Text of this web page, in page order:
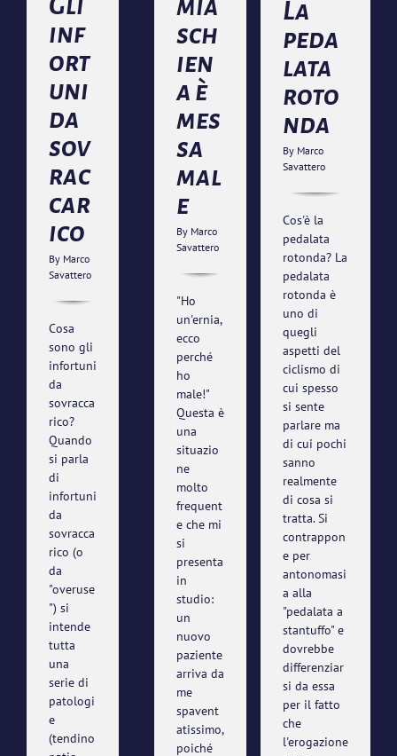
inf
ort
uni
da
sov
rac
car
ico
By Marco
Savattero
Cosa
sono gli
infortuni
da
sovracca
rico?
Quando
si parla
di
infortuni
da
sovracca
rico (o
da
"overuse
") si
intende
tutta
una
serie di
patologi
e
(tendino
Fisioterapia
mia
sch
ien
a è
mes
sa
mal
e
By Marco
Savattero
"Ho
un'ernia,
ecco
perché
ho
male!"
Questa è
una
situazio
ne
molto
frequent
e che mi
si
presenta
in
studio:
un
nuovo
paziente
arriva da
me
spavent
atissimo,
poiché
Analisi
Biomeccanica
La
peda
lata
roto
nda
By Marco
Savattero
Cos'è la
pedalata
rotonda? La
pedalata
rotonda è
uno di
quegli
aspetti del
ciclismo di
cui spesso
si sente
parlare ma
di cui pochi
sanno
realmente
di cosa si
tratta. Si
contrappon
e per
antonomasi
a alla
"pedalata a
stantuffo" e
dovrebbe
differenziar
si da essa
per il fatto
che
l'erogazione